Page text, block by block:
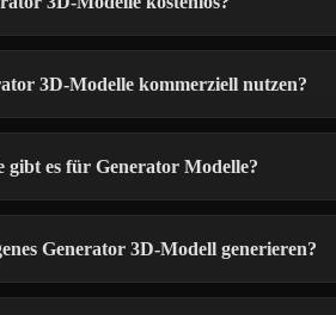
3D-Modelle kommerziell nutzen?
gibt es für Generator Modelle?
Generator 3D-Modell generieren?